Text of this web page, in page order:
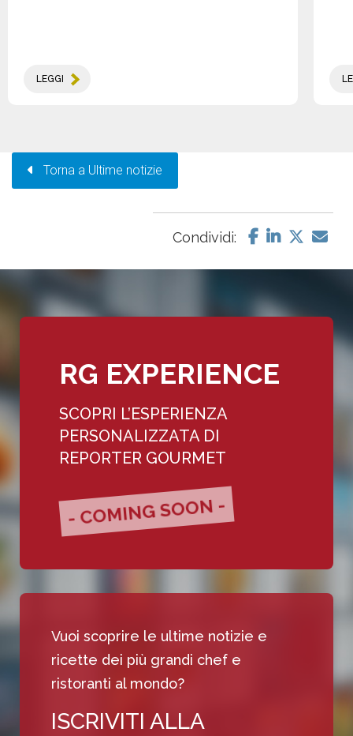
LEGGI
Torna a Ultime notizie
Condividi:
RG EXPERIENCE
SCOPRI L’ESPERIENZA
PERSONALIZZATA DI
REPORTER GOURMET
- COMING SOON -
Vuoi scoprire le ultime notizie e
ricette dei più grandi chef e
ristoranti al mondo?
ISCRIVITI ALLA